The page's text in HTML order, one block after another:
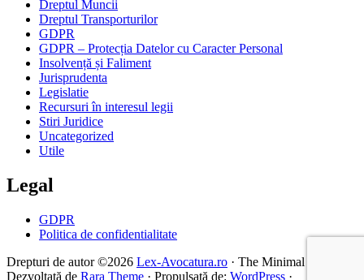
Dreptul Muncii
Dreptul Transporturilor
GDPR
GDPR – Protecția Datelor cu Caracter Personal
Insolvență și Faliment
Jurisprudenta
Legislatie
Recursuri în interesul legii
Stiri Juridice
Uncategorized
Utile
Legal
GDPR
Politica de confidentialitate
Drepturi de autor ©2026 Lex-Avocatura.ro · The Minimal |
Dezvoltată de Rara Theme · Propulsată de: WordPress ·